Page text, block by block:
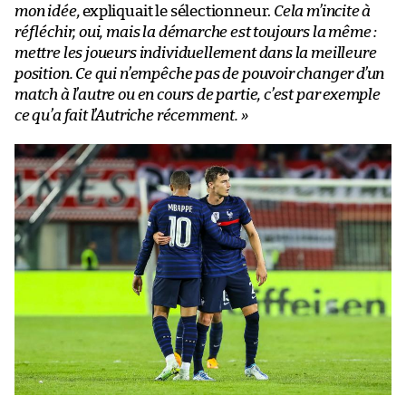
mon idée,expliquait le sélectionneur. Cela m’incite à
réfléchir, oui, mais la démarche est toujours la même :
mettre les joueurs individuellement dans la meilleure
position. Ce qui n’empêche pas de pouvoir changer d’un
match à l’autre ou en cours de partie, c’est par exemple
ce qu’a fait l’Autriche récemment. »